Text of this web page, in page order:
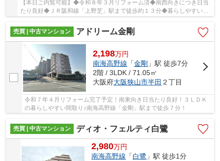
【本日ご内覧可能】◆令和８年３月リフォーム済◆南西向きにつき日当
たり良好◆ＪＲ阪和線「上野芝」駅まで徒歩約１３分◆暮らしやすい３
ＬＤＫ□空き家につきいつでも内覧可能
売買 | 中古マンション
アドリーム金剛
2,198万円
南海高野線 「金剛 」駅 徒歩7分
2階 / 3LDK / 71.05㎡
大阪府大阪狭山市半田 ２丁目
令和７年４月リフォーム完了予定！南東向き日当たり良好！３ＬＤＫ
の暮らしやすい間取り♪南海高野線「金剛」駅まで徒歩７分！
売買 | 中古マンション ディオ・フェルティ白鷺
2,980万円
南海高野線 「白鷺 」駅 徒歩1分